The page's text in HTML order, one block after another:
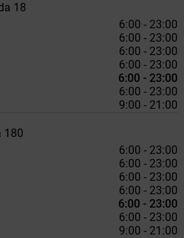
18
6:00 - 23:00
6:00 - 23:00
6:00 - 23:00
6:00 - 23:00
6:00 - 23:00
6:00 - 23:00
9:00 - 21:00
180
6:00 - 23:00
6:00 - 23:00
6:00 - 23:00
6:00 - 23:00
6:00 - 23:00
6:00 - 23:00
9:00 - 21:00